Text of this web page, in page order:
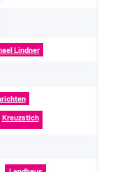
Lindner
Kreuzstich